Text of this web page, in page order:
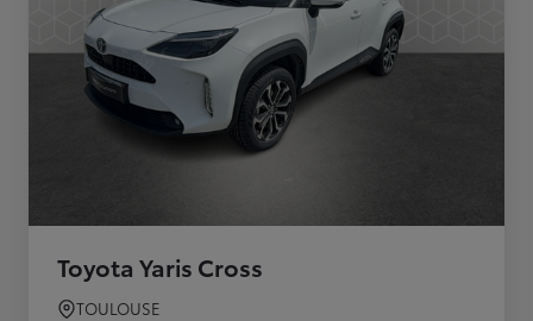
Toyota Yaris Cross
TOULOUSE